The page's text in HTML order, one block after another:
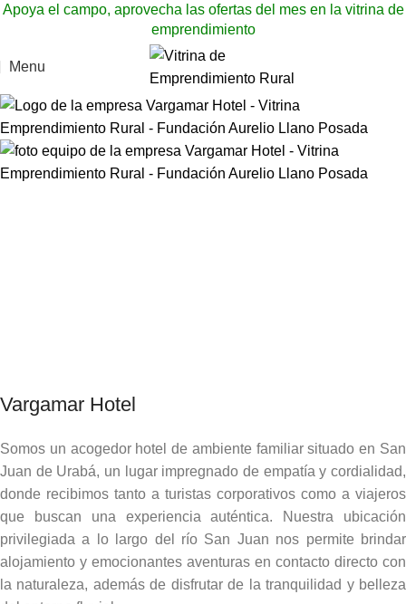
Apoya el campo, aprovecha las ofertas del mes en la vitrina de
emprendimiento
Menu
Vargamar Hotel
Somos un acogedor hotel de ambiente familiar situado en San
Juan de Urabá, un lugar impregnado de empatía y cordialidad,
donde recibimos tanto a turistas corporativos como a viajeros
que buscan una experiencia auténtica. Nuestra ubicación
privilegiada a lo largo del río San Juan nos permite brindar
alojamiento y emocionantes aventuras en contacto directo con
la naturaleza, además de disfrutar de la tranquilidad y belleza